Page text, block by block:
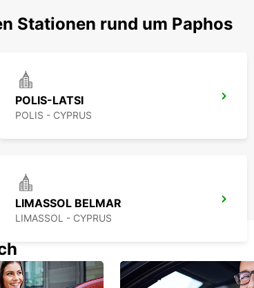
Stationen rund um Paphos
POLIS-LATSI
POLIS - CYPRUS
LIMASSOL BELMAR
LIMASSOL - CYPRUS